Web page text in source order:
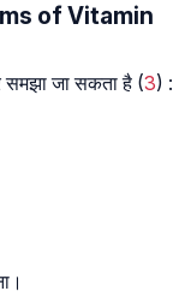
of Vitamin
समझा जा सकता है (3) :